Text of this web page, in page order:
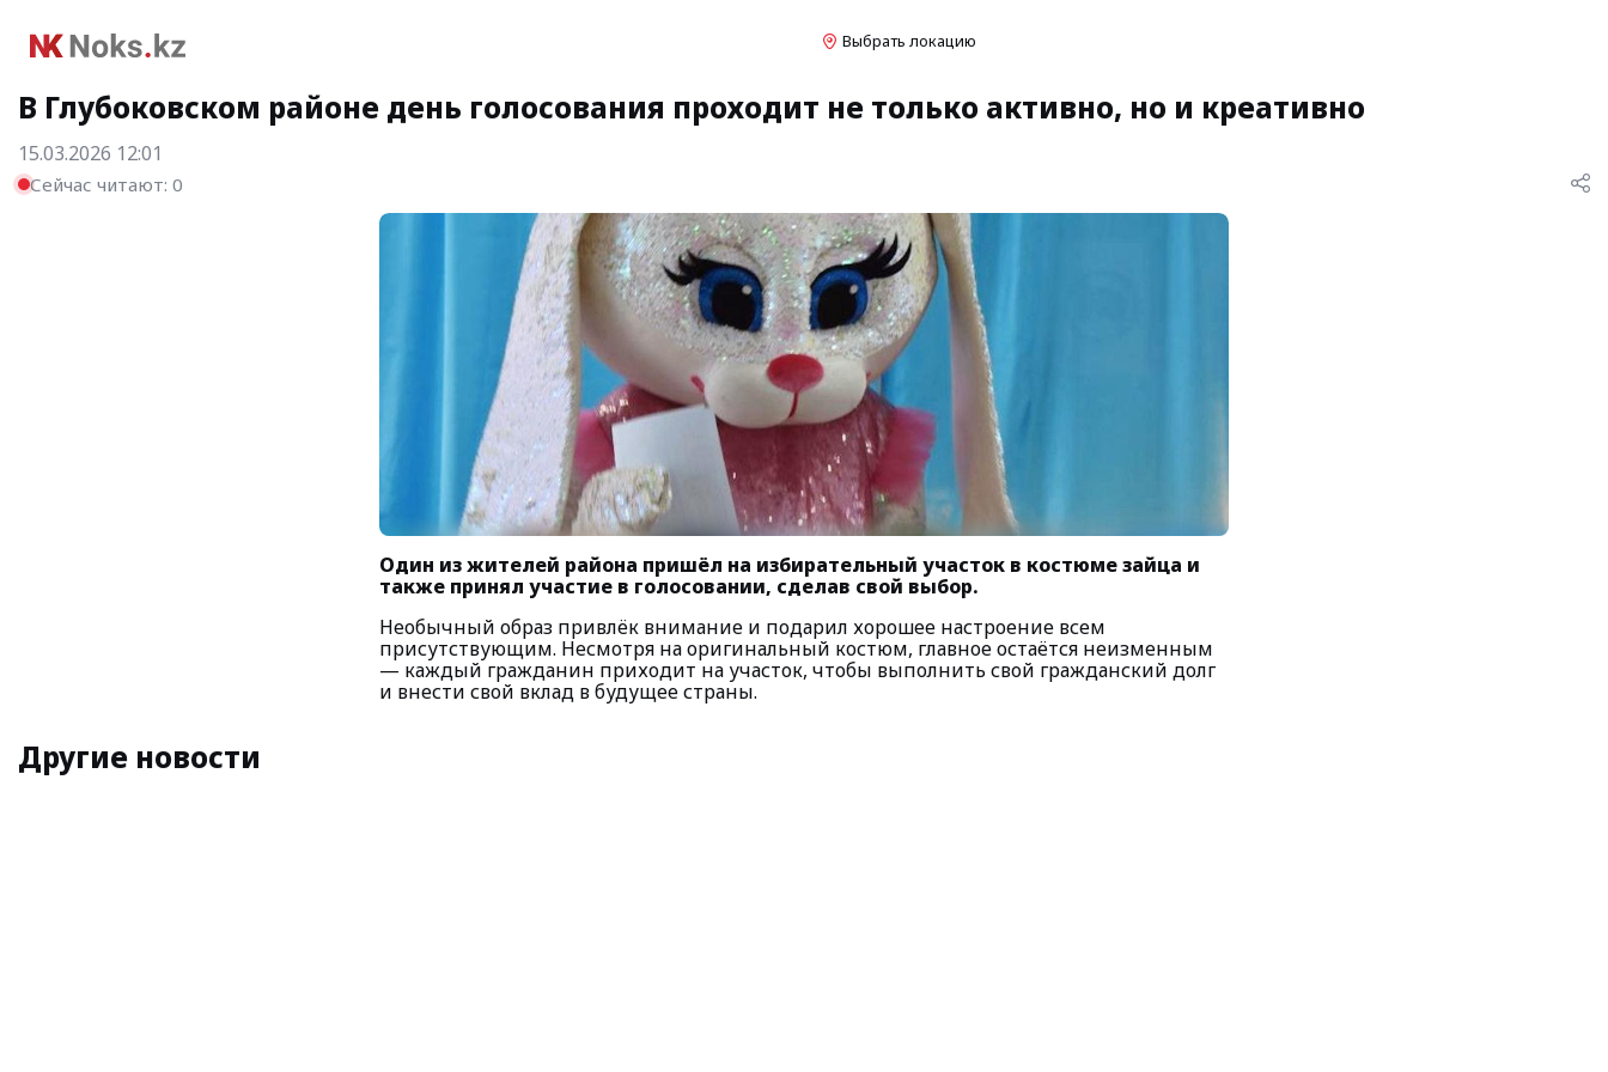
Выбрать локацию
В Глубоковском районе день голосования проходит не только активно, но и креативно
15.03.2026 12:01
Сейчас читают: 0
Один из жителей района пришёл на избирательный участок в костюме зайца и
также принял участие в голосовании, сделав свой выбор.
Необычный образ привлёк внимание и подарил хорошее настроение всем
присутствующим. Несмотря на оригинальный костюм, главное остаётся неизменным
— каждый гражданин приходит на участок, чтобы выполнить свой гражданский долг
и внести свой вклад в будущее страны.
Другие новости